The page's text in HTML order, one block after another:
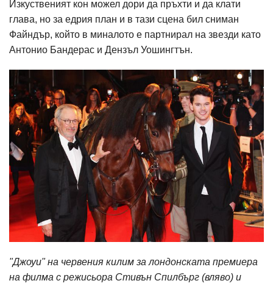
Изкуственият кон можел дори да пръхти и да клати
глава, но за едрия план и в тази сцена бил сниман
Файндър, който в миналото е партнирал на звезди като
Антонио Бандерас и Дензъл Уошингтън.
"Джоуи" на червения килим за лондонската премиера
на филма с режисьора Стивън Спилбърг (вляво) и